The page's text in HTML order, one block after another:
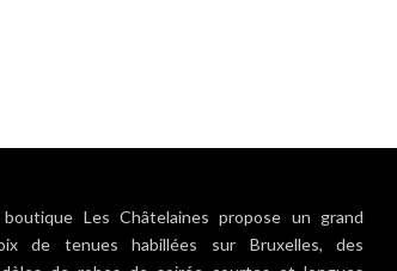
boutique Les Châtelaines propose un grand
de tenues habillées sur Bruxelles, des